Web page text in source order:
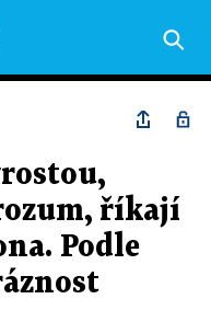
říkají
Podle